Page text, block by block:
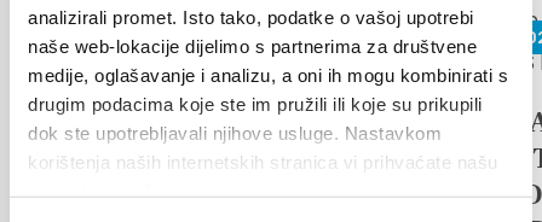
analizirali promet. Isto tako, podatke o vašoj upotrebi
naše web-lokacije dijelimo s partnerima za društvene
medije, oglašavanje i analizu, a oni ih mogu kombinirati s
drugim podacima koje ste im pružili ili koje su prikupili
dok ste upotrebljavali njihove usluge. Nastavkom
korištenja naših internetskih stranica vi prihvaćate našu
Arias under the stars
Kaštel Stari is once again becoming
the stage for an unforgettable
musical experience. At the
traditional...
26. Juni
17th